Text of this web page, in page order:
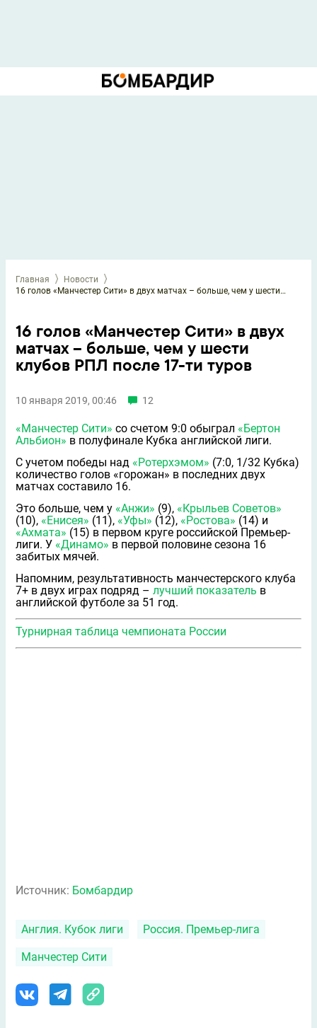
Главная
Новости
16 голов «Манчестер Сити» в двух матчах – больше, чем у шести клубов РПЛ после 17-ти туров
16 голов «Манчестер Сити» в двух
матчах – больше, чем у шести
клубов РПЛ после 17-ти туров
10 января 2019, 00:46 12
«Манчестер Сити» со счетом 9:0 обыграл «Бертон
Альбион» в полуфинале Кубка английской лиги.
С учетом победы над «Ротерхэмом» (7:0, 1/32 Кубка)
количество голов «горожан» в последних двух
матчах составило 16.
Это больше, чем у «Анжи» (9), «Крыльев Советов»
(10), «Енисея» (11), «Уфы» (12), «Ростова» (14) и
«Ахмата» (15) в первом круге российской Премьер-
лиги. У «Динамо» в первой половине сезона 16
забитых мячей.
Напомним, результативность манчестерского клуба
7+ в двух играх подряд – лучший показатель в
английской футболе за 51 год.
Турнирная таблица чемпионата России
Источник: Бомбардир
Англия. Кубок лиги Россия. Премьер-лига
Манчестер Сити